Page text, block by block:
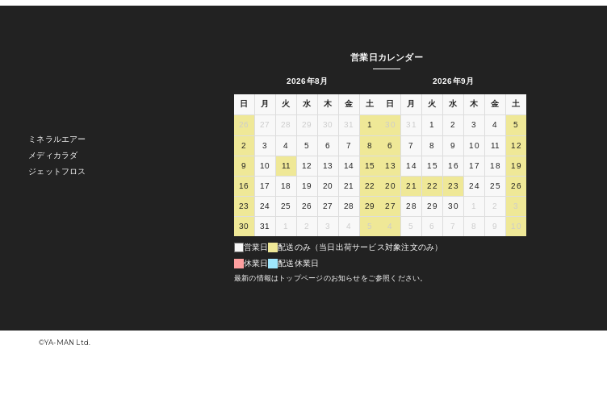
ミネラルエアー
メディカラダ
ジェットフロス
営業日カレンダー
2026年8月
日 月 火 水 木 金 土
26 27 28 29 30 31 1
2 3 4 5 6 7 8
9 10 11 12 13 14 15
16 17 18 19 20 21 22
23 24 25 26 27 28 29
30 31 1 2 3 4 5
2026年9月
日 月 火 水 木 金 土
30 31 1 2 3 4 5
6 7 8 9 10 11 12
13 14 15 16 17 18 19
20 21 22 23 24 25 26
27 28 29 30 1 2 3
4 5 6 7 8 9 10
営業日
配送のみ（当日出荷サービス対象注文のみ）
休業日
配送休業日
最新の情報はトップページのお知らせをご参照ください。
©︎YA-MAN Ltd.